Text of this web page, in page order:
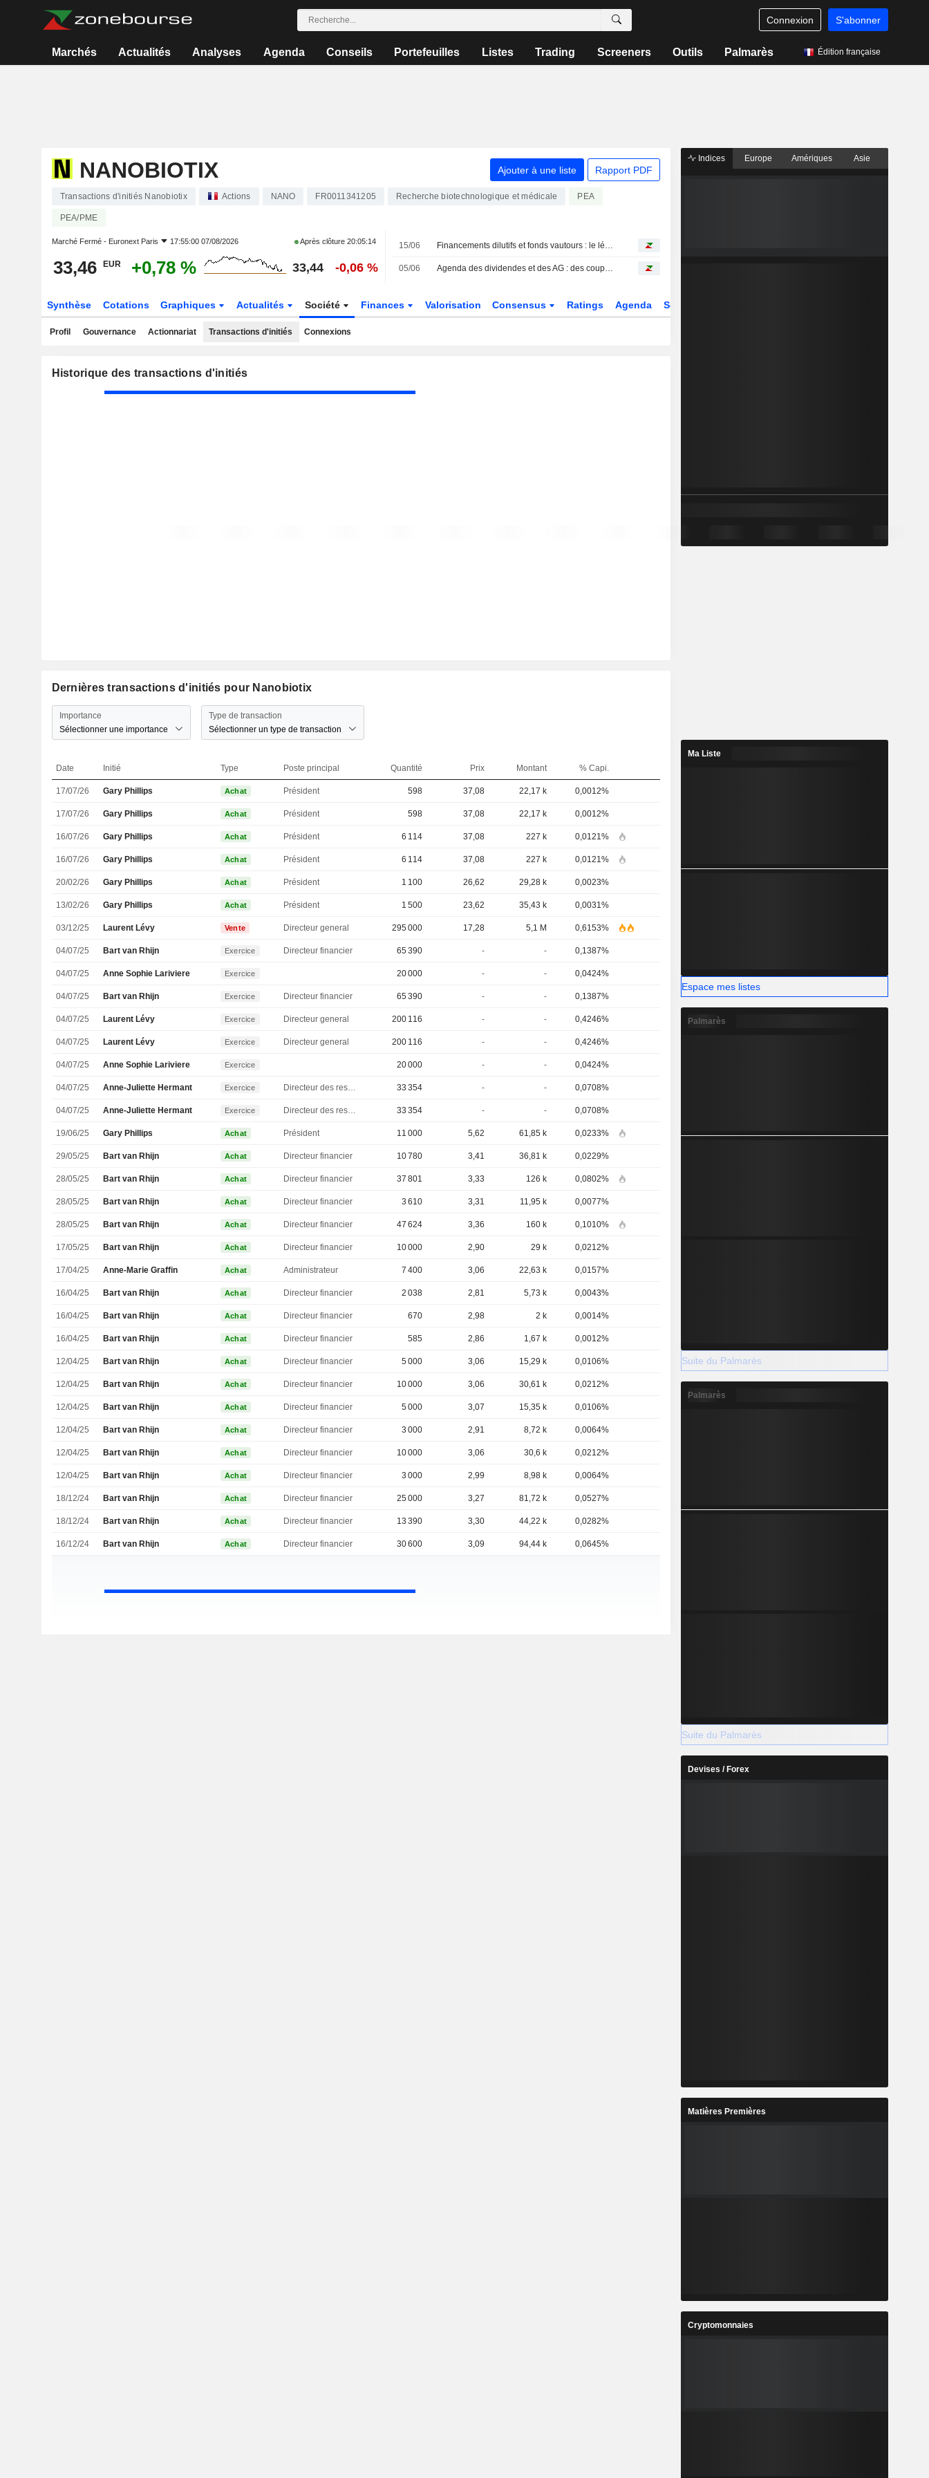
Connexion S'abonner
Marchés Actualités Analyses Agenda Conseils Portefeuilles Listes Trading Screeners Outils Palmarès Édition française
NANOBIOTIX Ajouter à une liste Rapport PDF
Transactions d'initiés Nanobiotix Actions NANO FR0011341205 Recherche biotechnologique et médicale PEA
PEA/PME
Marché Fermé - Euronext Paris 17:55:00 07/08/2026 Après clôture 20:05:14
33,46 EUR +0,78 % 33,44 -0,06 %
15/06 Financements dilutifs et fonds vautours : le législateur s'en mêle enfin
05/06 Agenda des dividendes et des AG : des coupons chez Saint-Gobain et Orange
Synthèse Cotations Graphiques Actualités Société Finances Valorisation Consensus Ratings Agenda Secteur
Profil Gouvernance Actionnariat Transactions d'initiés Connexions
Historique des transactions d'initiés
Dernières transactions d'initiés pour Nanobiotix
Importance
Sélectionner une importance
Type de transaction
Sélectionner un type de transaction
Date Initié Type Poste principal Quantité Prix Montant % Capi.
17/07/26 Gary Phillips Achat Président 598 37,08 22,17 k 0,0012%
17/07/26 Gary Phillips Achat Président 598 37,08 22,17 k 0,0012%
16/07/26 Gary Phillips Achat Président 6 114 37,08 227 k 0,0121%
16/07/26 Gary Phillips Achat Président 6 114 37,08 227 k 0,0121%
20/02/26 Gary Phillips Achat Président 1 100 26,62 29,28 k 0,0023%
13/02/26 Gary Phillips Achat Président 1 500 23,62 35,43 k 0,0031%
03/12/25 Laurent Lévy Vente Directeur general 295 000 17,28 5,1 M 0,6153%
04/07/25 Bart van Rhijn Exercice Directeur financier 65 390 - - 0,1387%
04/07/25 Anne Sophie Lariviere Exercice 20 000 - - 0,0424%
04/07/25 Bart van Rhijn Exercice Directeur financier 65 390 - - 0,1387%
04/07/25 Laurent Lévy Exercice Directeur general 200 116 - - 0,4246%
04/07/25 Laurent Lévy Exercice Directeur general 200 116 - - 0,4246%
04/07/25 Anne Sophie Lariviere Exercice 20 000 - - 0,0424%
04/07/25 Anne-Juliette Hermant Exercice Directeur des ressources humaines 33 354 - - 0,0708%
04/07/25 Anne-Juliette Hermant Exercice Directeur des ressources humaines 33 354 - - 0,0708%
19/06/25 Gary Phillips Achat Président 11 000 5,62 61,85 k 0,0233%
29/05/25 Bart van Rhijn Achat Directeur financier 10 780 3,41 36,81 k 0,0229%
28/05/25 Bart van Rhijn Achat Directeur financier 37 801 3,33 126 k 0,0802%
28/05/25 Bart van Rhijn Achat Directeur financier 3 610 3,31 11,95 k 0,0077%
28/05/25 Bart van Rhijn Achat Directeur financier 47 624 3,36 160 k 0,1010%
17/05/25 Bart van Rhijn Achat Directeur financier 10 000 2,90 29 k 0,0212%
17/04/25 Anne-Marie Graffin Achat Administrateur 7 400 3,06 22,63 k 0,0157%
16/04/25 Bart van Rhijn Achat Directeur financier 2 038 2,81 5,73 k 0,0043%
16/04/25 Bart van Rhijn Achat Directeur financier 670 2,98 2 k 0,0014%
16/04/25 Bart van Rhijn Achat Directeur financier 585 2,86 1,67 k 0,0012%
12/04/25 Bart van Rhijn Achat Directeur financier 5 000 3,06 15,29 k 0,0106%
12/04/25 Bart van Rhijn Achat Directeur financier 10 000 3,06 30,61 k 0,0212%
12/04/25 Bart van Rhijn Achat Directeur financier 5 000 3,07 15,35 k 0,0106%
12/04/25 Bart van Rhijn Achat Directeur financier 3 000 2,91 8,72 k 0,0064%
12/04/25 Bart van Rhijn Achat Directeur financier 10 000 3,06 30,6 k 0,0212%
12/04/25 Bart van Rhijn Achat Directeur financier 3 000 2,99 8,98 k 0,0064%
18/12/24 Bart van Rhijn Achat Directeur financier 25 000 3,27 81,72 k 0,0527%
18/12/24 Bart van Rhijn Achat Directeur financier 13 390 3,30 44,22 k 0,0282%
16/12/24 Bart van Rhijn Achat Directeur financier 30 600 3,09 94,44 k 0,0645%
Indices Europe Amériques Asie
Ma Liste
Espace mes listes
Palmarès
Suite du Palmarès
Palmarès
Suite du Palmarès
Devises / Forex
Matières Premières
Cryptomonnaies